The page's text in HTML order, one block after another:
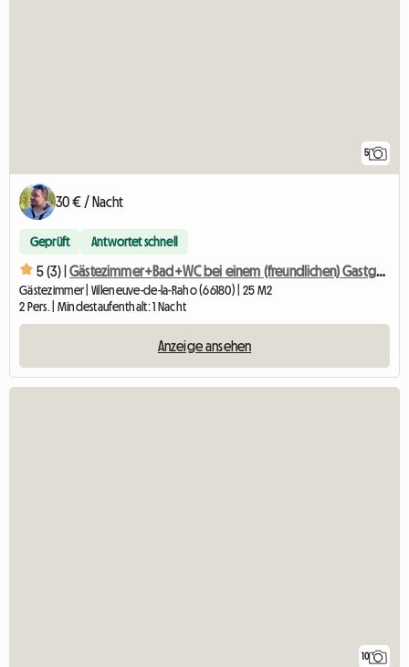
5
30 € / Nacht
Geprüft Antwortet schnell
5 (3) | Gästezimmer+Bad+WC bei einem (freundlichen) Gastgeber
Gästezimmer | Villeneuve-de-la-Raho (66180) | 25 M2
2 Pers. | Mindestaufenthalt: 1 Nacht
Anzeige ansehen
10